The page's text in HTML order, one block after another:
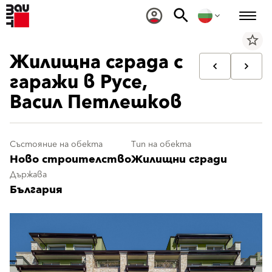
star_border
Жилищна сграда с
гаражи в Русе,
Васил Петлешков
Състояние на обекта
Ново строителство
Тип на обекта
Жилищни сгради
Държава
България